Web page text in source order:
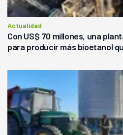
Actualidad
Con US$ 70 millones, una
para producir más bioetanol